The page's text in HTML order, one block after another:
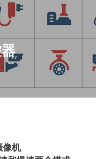
像机